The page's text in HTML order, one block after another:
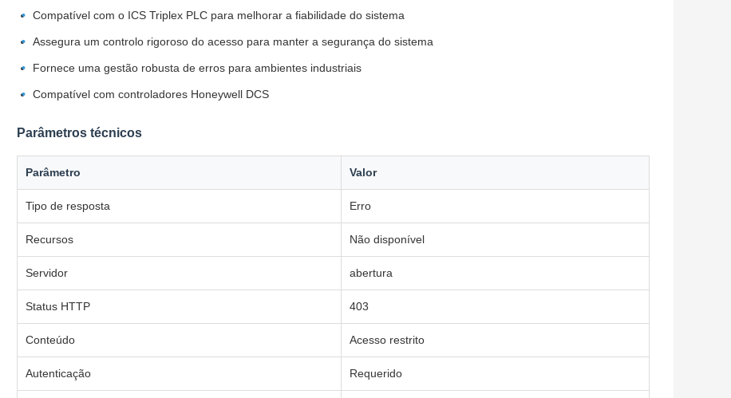
Compatível com o ICS Triplex PLC para melhorar a fiabilidade do sistema
Assegura um controlo rigoroso do acesso para manter a segurança do sistema
Fornece uma gestão robusta de erros para ambientes industriais
Compatível com controladores Honeywell DCS
Parâmetros técnicos
Parâmetro Valor
Tipo de resposta Erro
Recursos Não disponível
Servidor abertura
Status HTTP 403
Conteúdo Acesso restrito
Autenticação Requerido